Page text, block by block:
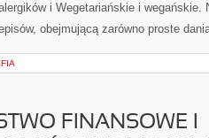
i Wegetariańskie i wegańskie.
obejmującą zarówno proste
FINANSOWE I